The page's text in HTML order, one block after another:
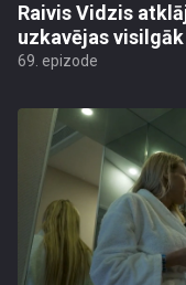
Raivis Vidzis
uzkavējas visilgāk
69. epizode